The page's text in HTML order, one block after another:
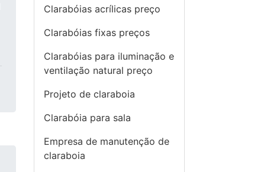
Clarabóias acrílicas preço
Clarabóias fixas preços
Clarabóias para iluminação e
ventilação natural preço
Projeto de claraboia
Clarabóia para sala
Empresa de manutenção de
claraboia